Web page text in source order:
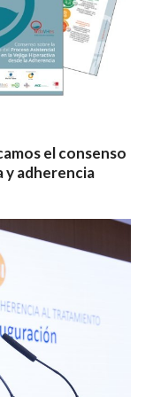
el consenso
y adherencia